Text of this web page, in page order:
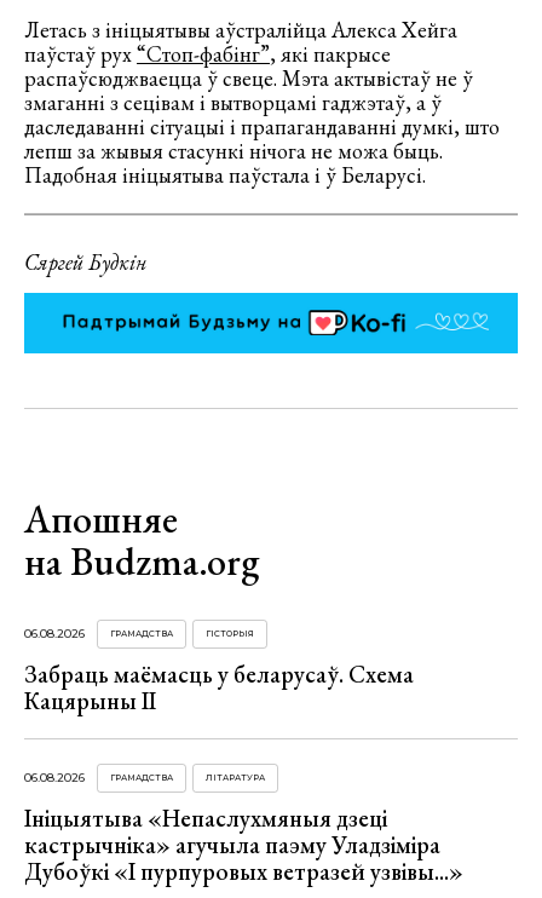
Летась з ініцыятывы аўстралійца Алекса Хейга
паўстаў рух“Стоп-фабінг”, які пакрысе
распаўсюджваецца ў свеце. Мэта актывістаў не ў
змаганні з сецівам і вытворцамі гаджэтаў, а ў
даследаванні сітуацыі і прапагандаванні думкі, што
лепш за жывыя стасункі нічога не можа быць.
Падобная ініцыятыва паўстала і ў Беларусі.
Сяргей Будкін
Апошняе
на Budzma.org
06.08.2026 ГРАМАДСТВА ГІСТОРЫЯ
Забраць маёмасць у беларусаў. Схема
Кацярыны ІІ
06.08.2026 ГРАМАДСТВА ЛІТАРАТУРА
Ініцыятыва «Непаслухмяныя дзеці
кастрычніка» агучыла паэму Уладзіміра
Дубоўкі «І пурпуровых ветразей узвівы...»